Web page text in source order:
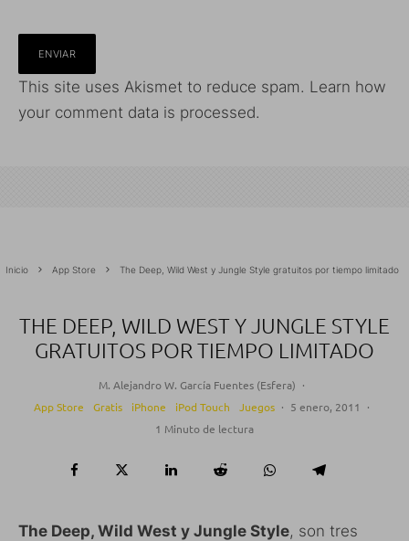
This site uses Akismet to reduce spam. Learn how
your comment data is processed.
Inicio App Store The Deep, Wild West y Jungle Style gratuitos por tiempo limitado
THE DEEP, WILD WEST Y JUNGLE STYLE
GRATUITOS POR TIEMPO LIMITADO
M. Alejandro W. García Fuentes (Esfera) ·
App Store
Gratis iPhone iPod Touch Juegos · 5 enero, 2011
·
1 Minuto de lectura
The Deep, Wild West y Jungle Style, son tres